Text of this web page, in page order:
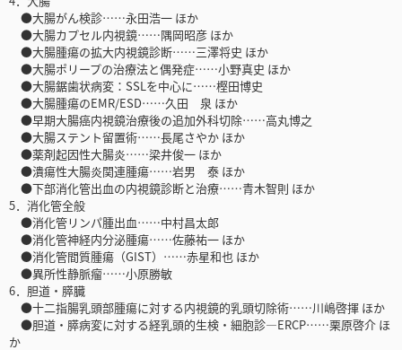
●大腸がん検診……永田浩一 ほか
●大腸カプセル内視鏡……隅岡昭彦 ほか
●大腸腫瘍の拡大内視鏡診断……三澤将史 ほか
●大腸ポリープの治療法と偶発症……小野真史 ほか
●大腸鋸歯状病変：SSLを中心に……樫田博史
●大腸腫瘍のEMR/ESD……久田 泉 ほか
●早期大腸癌内視鏡治療後の追加外科切除……高丸博之
●大腸ステント留置術……長尾さやか ほか
●薬剤起因性大腸炎……梁井俊一 ほか
●潰瘍性大腸炎関連腫瘍……岩男 泰 ほか
●下部消化管出血の内視鏡診断と治療……青木智則 ほか
5．消化管全般
●消化管リンパ腫出血……中村昌太郎
●消化管神経内分泌腫瘍……佐藤祐一 ほか
●消化管間質腫瘍（GIST）……赤星和也 ほか
●異所性静脈瘤……小原勝敏
6．胆道・膵臓
●十二指腸乳頭部腫瘍に対する内視鏡的乳頭切除術……川嶋啓揮 ほか
●胆道・膵病変に対する経乳頭的生検・細胞診―ERCP……栗原啓介 ほ
か